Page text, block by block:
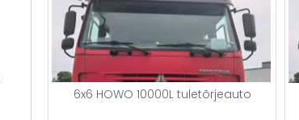
6x6 HOWO 10000L tuletõrjeauto